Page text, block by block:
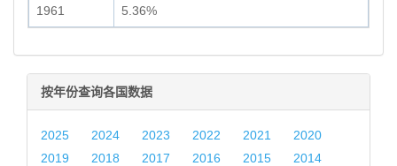
1961 5.36%
按年份查询各国数据
2025 2024 2023 2022 2021
2020
2019
2018 2017 2016 2015
2014